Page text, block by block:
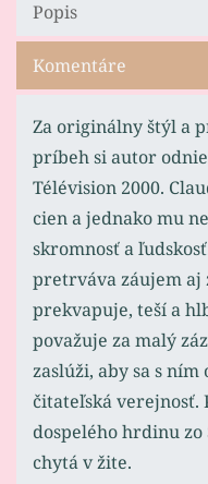
Popis
Komentáre
Za originálny štýl a
príbeh si autor
Télévision 2000.
cien a jednako mu
skromnosť a
pretrváva záujem aj
prekvapuje, teší a
považuje za malý
zaslúži, aby sa s
čitateľská verejnosť.
dospelého hrdinu
chytá v žite.